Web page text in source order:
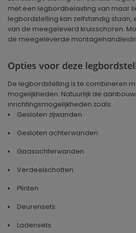
met een legbordbelasting van maar
legbordstelling kan zelfstandig staan,
van de meegeleverd kruisschoren.
de meegeleverde
Opties voor deze
De legbordstelling is te combineren
mogelijkheden. Natuurlijk de
inrichtingsmogelijkheden zoals:
Gesloten zijwanden
Gesloten achterwanden
Gaasachterwanden
Verdeelschotten
Plinten
Deurensets
Ladensets